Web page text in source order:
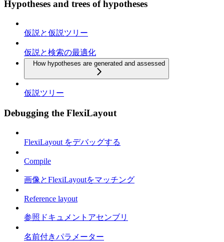
Hypotheses and trees of hypotheses
仮説と仮説ツリー
仮説と検索の最適化
How hypotheses are generated and assessed
仮説ツリー
Debugging the FlexiLayout
FlexiLayout をデバッグする
Compile
画像とFlexiLayoutをマッチング
Reference layout
参照ドキュメントアセンブリ
名前付きパラメーター